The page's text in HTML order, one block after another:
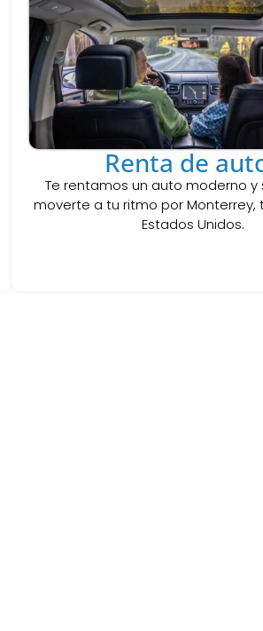
Renta de
Te rentamos un auto moderno y
moverte a tu ritmo por Monterrey,
Estados Unidos.